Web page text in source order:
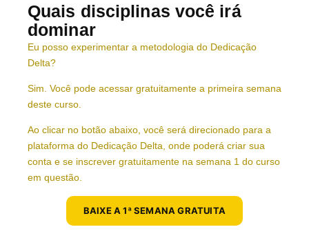
Quais disciplinas você irá
dominar
Eu posso experimentar a metodologia do Dedicação
Delta?
Sim. Você pode acessar gratuitamente a primeira semana
deste curso.
Ao clicar no botão abaixo, você será direcionado para a
plataforma do Dedicação Delta, onde poderá criar sua
conta e se inscrever gratuitamente na semana 1 do curso
em questão.
BAIXE A 1ª SEMANA GRATUITA